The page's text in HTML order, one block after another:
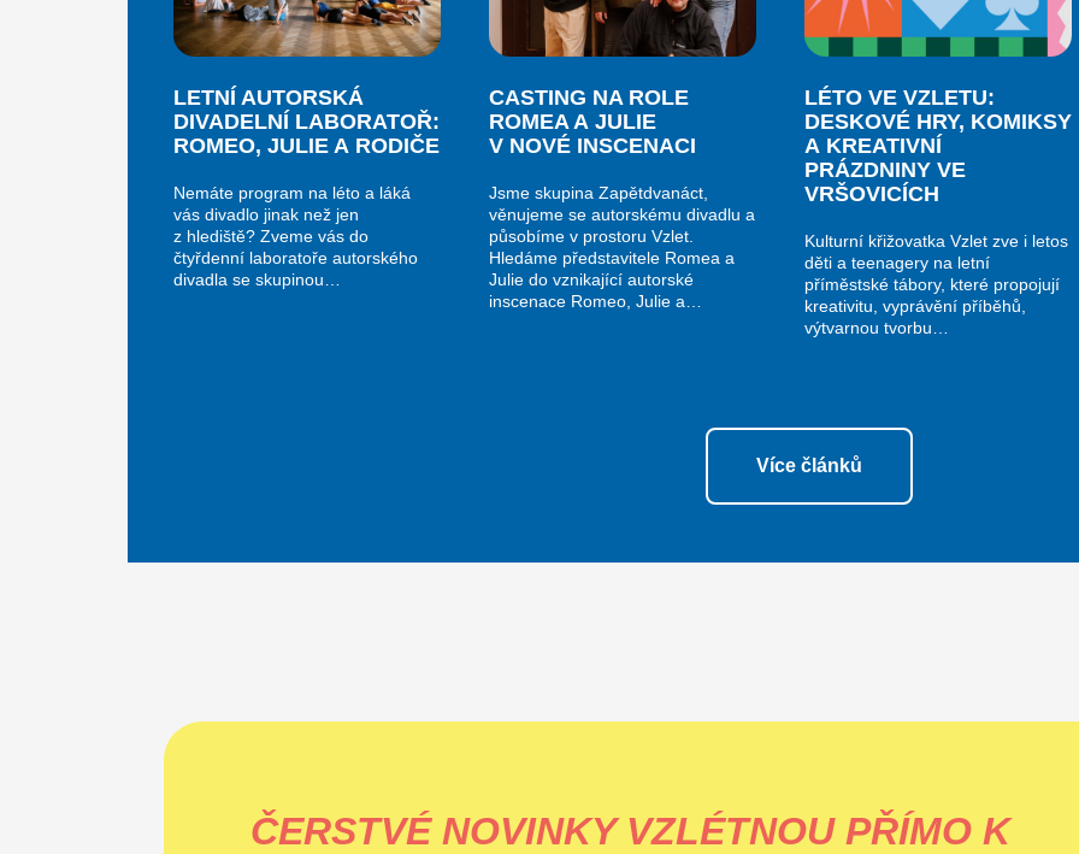
LETNÍ AUTORSKÁ
DIVADELNÍ LABORATOŘ:
ROMEO, JULIE A RODIČE
Nemáte program na léto a láká
vás divadlo jinak než jen
z hlediště? Zveme vás do
čtyřdenní laboratoře autorského
divadla se skupinou…
CASTING NA ROLE
ROMEA A JULIE
V NOVÉ INSCENACI
Jsme skupina Zapětdvanáct,
věnujeme se autorskému divadlu a
působíme v prostoru Vzlet.
Hledáme představitele Romea a
Julie do vznikající autorské
inscenace Romeo, Julie a…
LÉTO VE VZLETU:
DESKOVÉ HRY, KOMIKSY
A KREATIVNÍ
PRÁZDNINY VE
VRŠOVICÍCH
Kulturní křižovatka Vzlet zve i letos
děti a teenagery na letní
příměstské tábory, které propojují
kreativitu, vyprávění příběhů,
výtvarnou tvorbu…
Více článků
ČERSTVÉ NOVINKY VZLÉTNOU PŘÍMO K